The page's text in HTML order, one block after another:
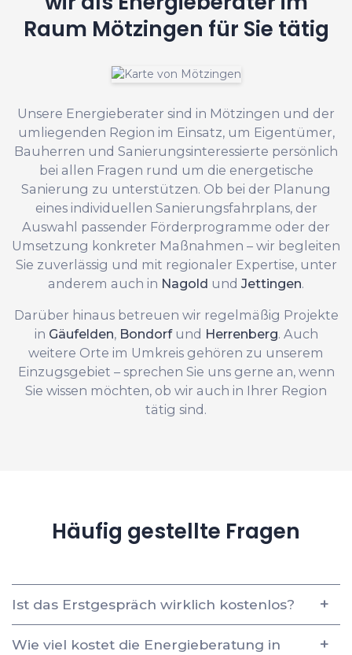
Raum Mötzingen für Sie tätig
Unsere Energieberater sind in Mötzingen und der
umliegenden Region im Einsatz, um Eigentümer,
Bauherren und Sanierungsinteressierte persönlich
bei allen Fragen rund um die energetische
Sanierung zu unterstützen. Ob bei der Planung
eines individuellen Sanierungsfahrplans, der
Auswahl passender Förderprogramme oder der
Umsetzung konkreter Maßnahmen – wir begleiten
Sie zuverlässig und mit regionaler Expertise, unter
anderem auch in Nagold und Jettingen.
Darüber hinaus betreuen wir regelmäßig Projekte
in Gäufelden, Bondorfund Herrenberg. Auch
weitere Orte im Umkreis gehören zu unserem
Einzugsgebiet – sprechen Sie uns gerne an, wenn
Sie wissen möchten, ob wir auch in Ihrer Region
tätig sind.
Häufig gestellte Fragen
Ist das Erstgespräch wirklich kostenlos?
Wie viel kostet die Energieberatung in